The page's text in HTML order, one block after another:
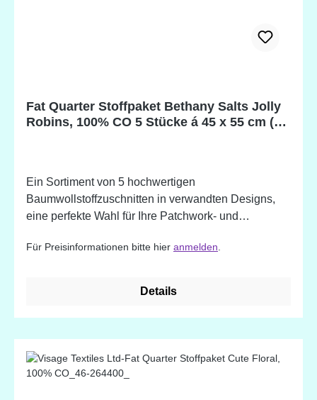
Fat Quarter Stoffpaket Bethany Salts Jolly
Robins, 100% CO 5 Stücke á 45 x 55 cm (18
Ein Sortiment von 5 hochwertigen
Baumwollstoffzuschnitten in verwandten Designs,
eine perfekte Wahl für Ihre Patchwork- und
England
Für Preisinformationen bitte hier anmelden
Details